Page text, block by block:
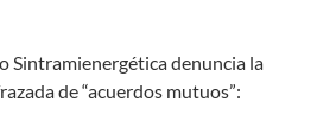
Sintramienergética denuncia la
de “acuerdos mutuos”: